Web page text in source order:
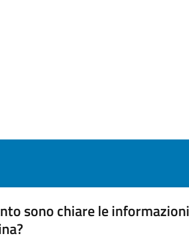
sono chiare le